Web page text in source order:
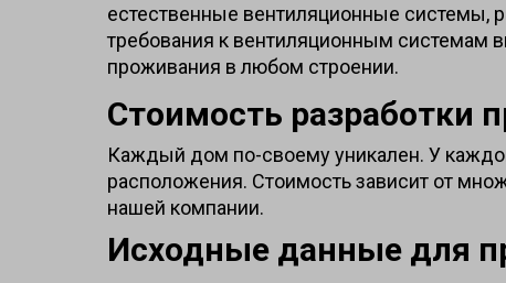
естественные вентиляционные системы,
требования к вентиляционным системам
проживания в любом строении.
Стоимость разработки
Каждый дом по-своему уникален. У
расположения. Стоимость зависит от
нашей компании.
Исходные данные для